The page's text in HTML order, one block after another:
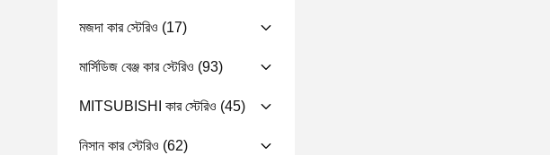
মজদা কার স্টেরিও (17)
মার্সিডিজ বেঞ্জ কার স্টেরিও (93)
MITSUBISHI কার স্টেরিও (45)
নিসান কার স্টেরিও (62)